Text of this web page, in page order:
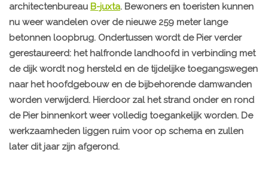
architectenbureau B-juxta. Bewoners en toeristen kunnen
nu weer wandelen over de nieuwe 259 meter lange
betonnen loopbrug. Ondertussen wordt de Pier verder
gerestaureerd: het halfronde landhoofd in verbinding met
de dijk wordt nog hersteld en de tijdelijke toegangswegen
naar het hoofdgebouw en de bijbehorende damwanden
worden verwijderd. Hierdoor zal het strand onder en rond
de Pier binnenkort weer volledig toegankelijk worden. De
werkzaamheden liggen ruim voor op schema en zullen
later dit jaar zijn afgerond.